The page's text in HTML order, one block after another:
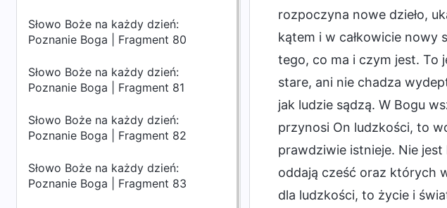
Słowo Boże na każdy dzień:
Poznanie Boga | Fragment 80
Słowo Boże na każdy dzień:
Poznanie Boga | Fragment 81
Słowo Boże na każdy dzień:
Poznanie Boga | Fragment 82
Słowo Boże na każdy dzień:
Poznanie Boga | Fragment 83
rozpoczyna nowe dzieło,
kątem i w całkowicie nowy
tego, co ma i czym jest. To
stare, ani nie chadza
jak ludzie sądzą. W Bogu
przynosi On ludzkości, to
prawdziwie istnieje. Nie
oddają cześć oraz których
dla ludzkości, to życie i